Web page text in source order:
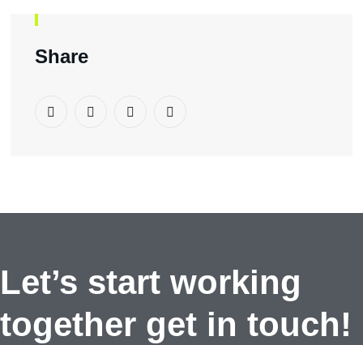
Share
Let’s start working
together get in touch!